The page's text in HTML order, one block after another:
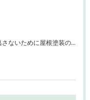
劣化のサインを見逃さないために屋根塗装の効果持続を確認しよう